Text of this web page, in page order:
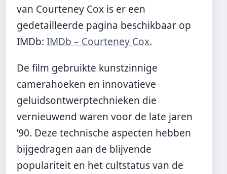
van Courteney Cox is er een
gedetailleerde pagina beschikbaar op
IMDb: IMDb – Courteney Cox.
De film gebruikte kunstzinnige
camerahoeken en innovatieve
geluidsontwerptechnieken die
vernieuwend waren voor de late jaren
’90. Deze technische aspecten hebben
bijgedragen aan de blijvende
populariteit en het cultstatus van de